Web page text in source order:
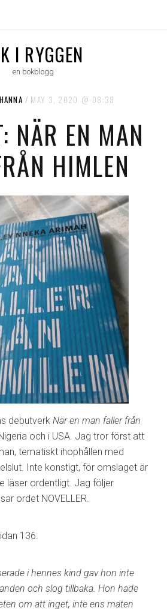
I RYGGEN
en bokblogg
HANNA MAY 3, 2020 08:38
NÄR EN MAN
HIMLEN
debutverk När en man faller från
och i USA. Jag tror först att
tematiskt ihophållen med
Inte konstigt, för omslaget är
läser ordentligt. Jag följer
ordet NOVELLER.
136:
i hennes kind gav hon inte
och slog tillbaka. Hon hade
om att inget, inte ens maten